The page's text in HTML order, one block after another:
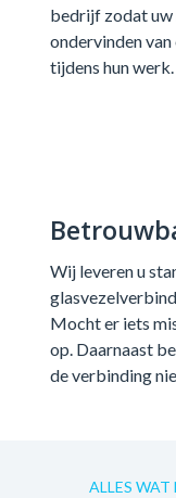
bedrijf zodat uw
ondervinden
tijdens hun werk.
Wij leveren u
Mocht er iets
op. Daarnaast
de verbinding
ALLES WAT